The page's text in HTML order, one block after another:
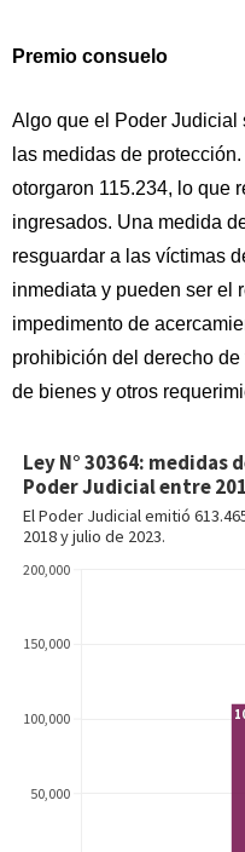
Premio consuelo
Algo que el Poder Judicial
las medidas de
otorgaron 115.234, lo que
ingresados. Una medida
resguardar a las víctimas
inmediata y pueden ser el
impedimento de
prohibición del derecho
de bienes y otros